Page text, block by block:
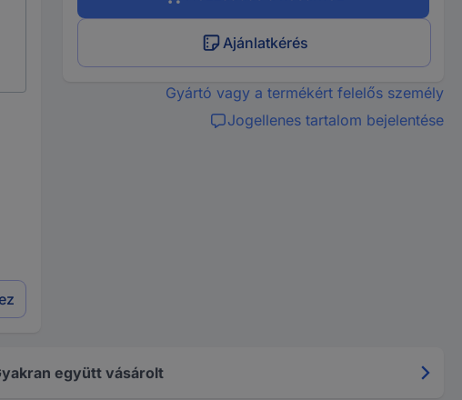
Ajánlatkérés
Gyártó vagy a termékért felelős személy
Jogellenes tartalom bejelentése
együtt vásárolt